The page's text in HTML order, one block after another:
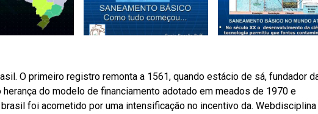
O primeiro registro remonta a 1561, quando estácio de sá, fundador
do modelo de financiamento adotado em meados de 1970 e
foi acometido por uma intensificação no incentivo da.